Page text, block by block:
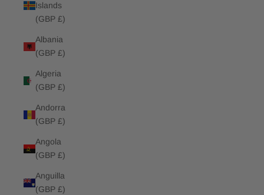
Islands
(GBP £)
Albania
(GBP £)
Algeria
(GBP £)
Andorra
(GBP £)
Angola
(GBP £)
Anguilla
(GBP £)